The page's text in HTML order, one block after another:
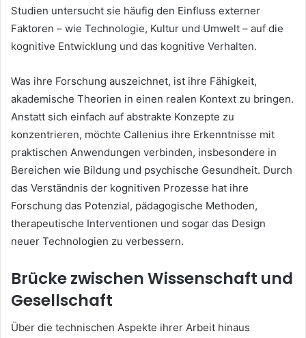
Studien untersucht sie häufig den Einfluss externer
Faktoren – wie Technologie, Kultur und Umwelt – auf die
kognitive Entwicklung und das kognitive Verhalten.
Was ihre Forschung auszeichnet, ist ihre Fähigkeit,
akademische Theorien in einen realen Kontext zu bringen.
Anstatt sich einfach auf abstrakte Konzepte zu
konzentrieren, möchte Callenius ihre Erkenntnisse mit
praktischen Anwendungen verbinden, insbesondere in
Bereichen wie Bildung und psychische Gesundheit. Durch
das Verständnis der kognitiven Prozesse hat ihre
Forschung das Potenzial, pädagogische Methoden,
therapeutische Interventionen und sogar das Design
neuer Technologien zu verbessern.
Brücke zwischen Wissenschaft und
Gesellschaft
Über die technischen Aspekte ihrer Arbeit hinaus